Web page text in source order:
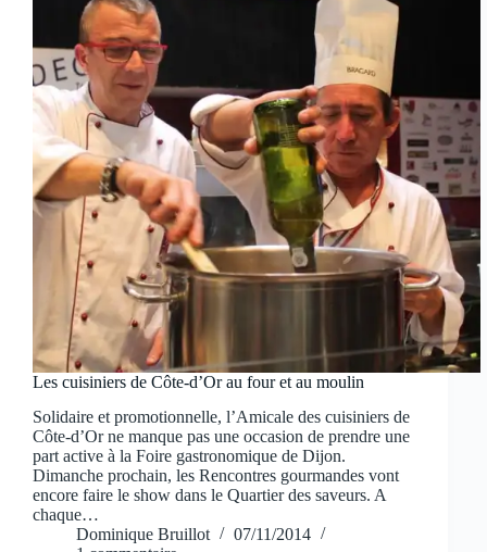
Les cuisiniers de Côte-d’Or au four et au moulin
Solidaire et promotionnelle, l’Amicale des cuisiniers de
Côte-d’Or ne manque pas une occasion de prendre une
part active à la Foire gastronomique de Dijon.
Dimanche prochain, les Rencontres gourmandes vont
encore faire le show dans le Quartier des saveurs. A
chaque…
Dominique Bruillot
07/11/2014